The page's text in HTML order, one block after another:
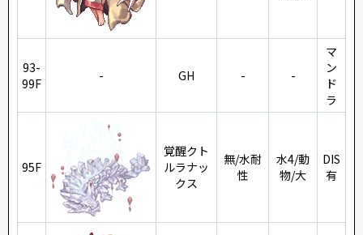
93-
99F
- GH - -
マ
ン
ド
ラ
95F
覚醒クト
ルラナッ
クス
無/水耐
性
水4/動
物/大
DIS
有